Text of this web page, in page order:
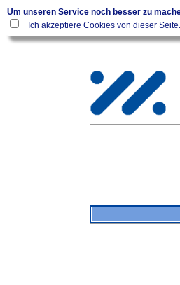
Um unseren Service noch besser zu
Ich akzeptiere Cookies von dieser Seite.